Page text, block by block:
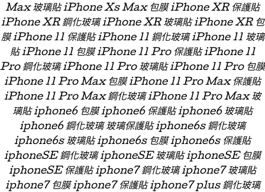
Max 玻璃貼 iPhone Xs Max 包膜 iPhone XR 保護貼
iPhone XR 鋼化玻璃 iPhone XR 玻璃貼 iPhone XR 包
膜 iPhone 11 保護貼 iPhone 11 鋼化玻璃 iPhone 11 玻璃
貼 iPhone 11 包膜 iPhone 11 Pro 保護貼 iPhone 11
Pro 鋼化玻璃 iPhone 11 Pro 玻璃貼 iPhone 11 Pro 包膜
iPhone 11 Pro Max 包膜 iPhone 11 Pro Max 保護貼
iPhone 11 Pro Max 鋼化玻璃 iPhone 11 Pro Max 玻
璃貼 iphone6 包膜 iphone6 保護貼 iphone6 玻璃貼
iphone6 鋼化玻璃 玻璃保護貼 iphone6s 鋼化玻璃
iphone6s 玻璃貼 iphone6s 包膜 iphone6s 保護貼
iphoneSE 鋼化玻璃 iphoneSE 玻璃貼 iphoneSE 包膜
iphoneSE 保護貼 iphone7 鋼化玻璃 iphone7 玻璃貼
iphone7 包膜 iphone7 保護貼 iphone7 plus 鋼化玻璃